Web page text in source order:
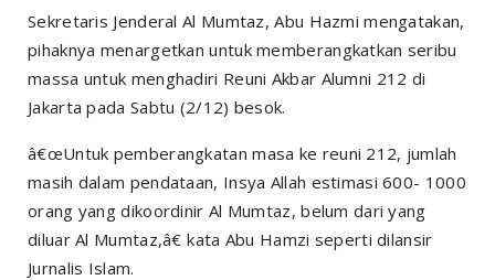
Sekretaris Jenderal Al Mumtaz, Abu Hazmi mengatakan,
pihaknya menargetkan untuk memberangkatkan seribu
massa untuk menghadiri Reuni Akbar Alumni 212 di
Jakarta pada Sabtu (2/12) besok.
â€œUntuk pemberangkatan masa ke reuni 212, jumlah
masih dalam pendataan, Insya Allah estimasi 600- 1000
orang yang dikoordinir Al Mumtaz, belum dari yang
diluar Al Mumtaz,â€ kata Abu Hamzi seperti dilansir
Jurnalis Islam.